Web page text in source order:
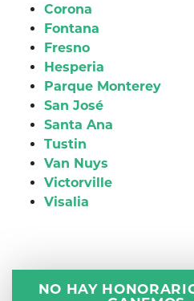
Corona
Fontana
Fresno
Hesperia
Parque Monterey
San José
Santa Ana
Tustin
Van Nuys
Victorville
Visalia
NO HAY